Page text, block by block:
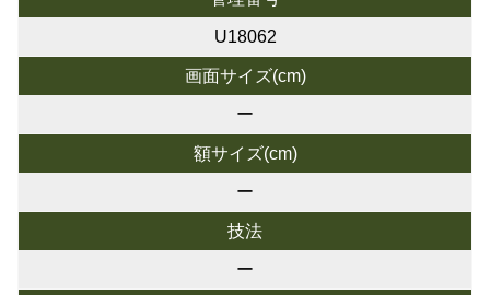
U18062
画面サイズ(cm)
ー
額サイズ(cm)
ー
技法
ー